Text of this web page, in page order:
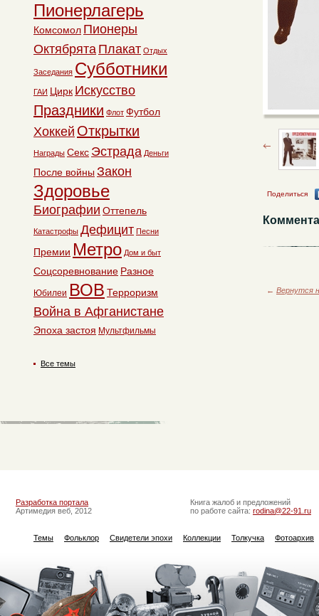
Поделиться
← Вернутся
Пионерлагерь
Комсомол Пионеры
Октябрята Плакат Отдых
Заседания Субботники
ГАИ Цирк Искусство
Праздники Флот Футбол
Хоккей Открытки
Награды Секс Эстрада Деньги
После войны Закон
Здоровье
Биографии Оттепель
Катастрофы Дефицит Песни
Премии Метро Дом и быт
Соцсоревнование Разное
Юбилеи ВОВ Терроризм
Война в Афганистане
Эпоха застоя Мультфильмы
Все темы
Разработка портала
Артимедия веб, 2012
Книга жалоб и предложений
по работе сайта: rodina@22-91.ru
Темы Фольклор Свидетели эпохи Коллекции Толкучка Фотоархив